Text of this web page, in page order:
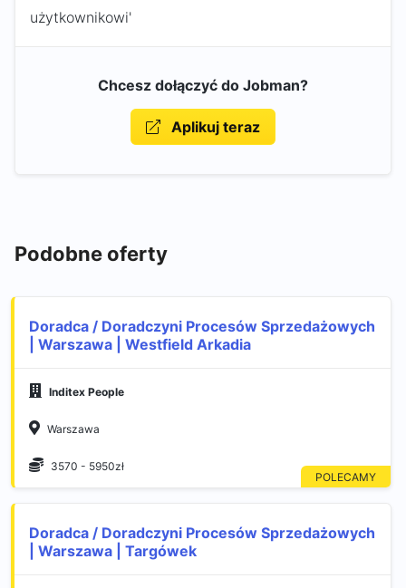
użytkownikowi'
Chcesz dołączyć do Jobman?
Aplikuj teraz
Podobne oferty
Doradca / Doradczyni Procesów Sprzedażowych
| Warszawa | Westfield Arkadia
Inditex People
Warszawa
3570 - 5950zł
Doradca / Doradczyni Procesów Sprzedażowych
| Warszawa | Targówek